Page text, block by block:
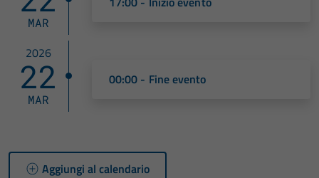
MAR
2026
22
MAR
00:00 - Fine evento
Aggiungi al calendario